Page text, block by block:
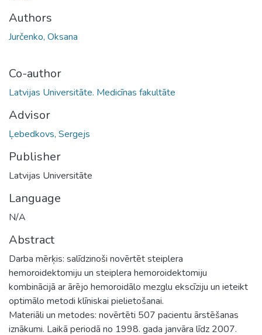
Authors
Jurčenko, Oksana
Co-author
Latvijas Universitāte. Medicīnas fakultāte
Advisor
Ļebedkovs, Sergejs
Publisher
Latvijas Universitāte
Language
N/A
Abstract
Darba mērķis: salīdzinoši novērtēt steiplera
hemoroidektomiju un steiplera hemoroidektomiju
kombinācijā ar ārējo hemoroidālo mezglu ekscīziju un ieteikt
optimālo metodi klīniskai pielietošanai.
Materiāli un metodes: novērtēti 507 pacientu ārstēšanas
iznākumi. Laikā periodā no 1998. gada janvāra līdz 2007.